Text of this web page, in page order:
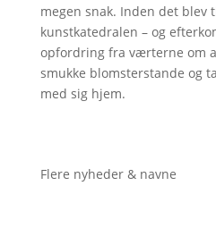
megen snak. Inden det blev
kunstkatedralen – og
opfordring fra værterne om
smukke blomsterstande og
med sig hjem.
Flere nyheder & navne